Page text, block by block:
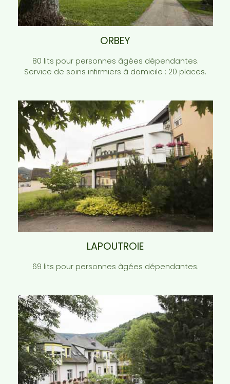
ORBEY
80 lits pour personnes âgées dépendantes.
Service de soins infirmiers à domicile : 20 places.
LAPOUTROIE
69 lits pour personnes âgées dépendantes.